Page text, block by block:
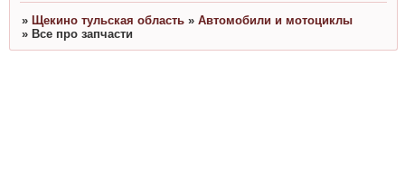
» Щекино тульская область » Автомобили и мотоциклы
» Все про запчасти